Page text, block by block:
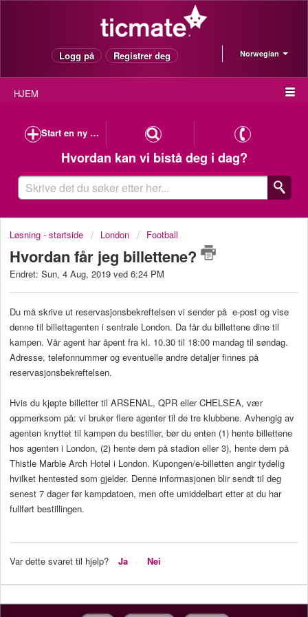
Norwegian
Logg på Registrer deg
HJEM
Start en ny melding til kundeservice
Hvordan kan vi bistå deg i dag?
Løsning - startside London Football
Hvordan får jeg billettene?
Endret: Sun, 4 Aug, 2019 ved 6:24 PM
Du må skrive ut reservasjonsbekreftelsen vi sender på e-post og vise
denne til billettagenten i sentrale London. Da får du billettene dine til
kampen. Vår agent har åpent fra kl. 10.30 til 18:00 mandag til søndag.
Adresse, telefonnummer og eventuelle andre detaljer finnes på
reservasjonsbekreftelsen.
Hvis du kjøpte billetter til ARSENAL, QPR eller CHELSEA, vær
oppmerksom på: vi bruker flere agenter til de tre klubbene. Avhengig av
agenten knyttet til kampen du bestiller, bør du enten (1) hente billettene
hos agenten i London, (2) hente dem på stadion eller 3), hente dem på
Thistle Marble Arch Hotel i London. Kupongen/e-billetten angir tydelig
hvilket hentested som gjelder. Denne informasjonen blir sendt til deg
senest 7 dager før kampdatoen, men ofte umiddelbart etter at du har
fullført bestillingen.
Var dette svaret til hjelp? Ja Nei